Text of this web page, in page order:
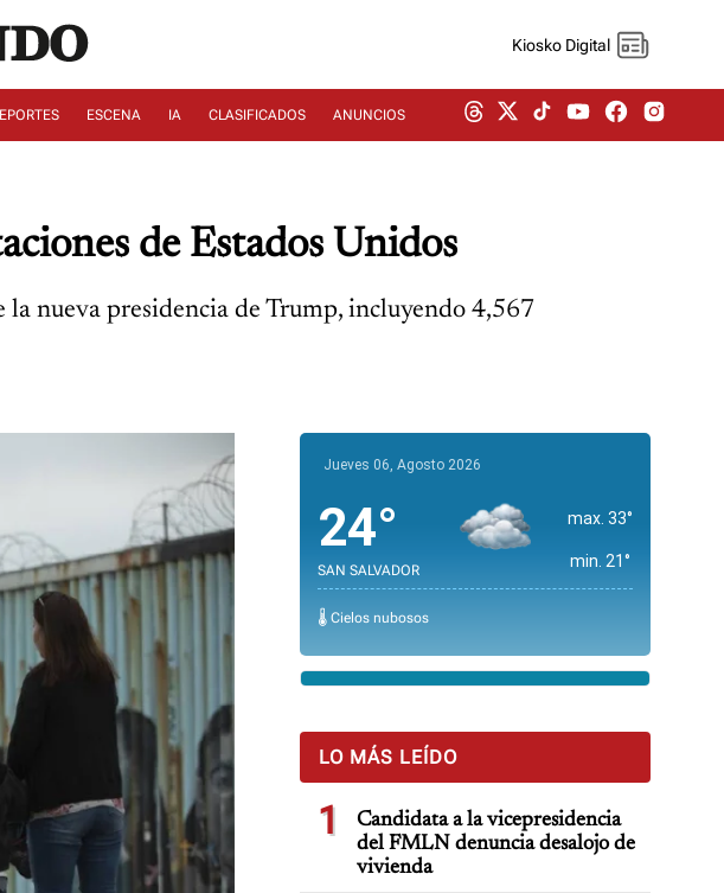
Kiosko Digital
ESCENA IA CLASIFICADOS ANUNCIOS
de Estados Unidos
nueva presidencia de Trump, incluyendo 4,567
Jueves 06, Agosto 2026
24°
SAN SALVADOR
max. 33°
min. 21°
🌡️ Cielos nubosos
LO MÁS LEÍDO
1
Candidata a la vicepresidencia
del FMLN denuncia desalojo de
vivienda